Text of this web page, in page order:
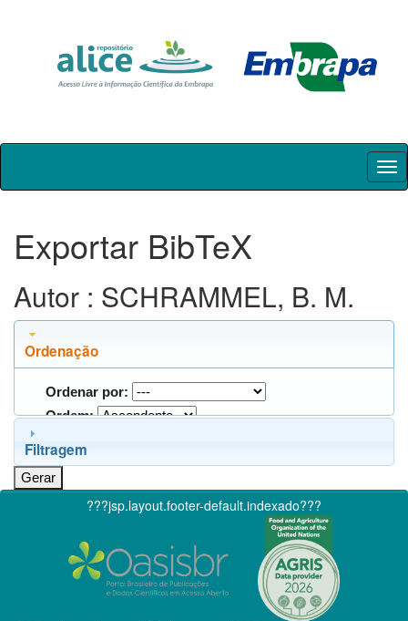
Skip
Exportar BibTeX
Autor : SCHRAMMEL, B. M.
Ordenação
Ordenar por:
Ordem:
Filtragem
???jsp.layout.footer-default.indexado???